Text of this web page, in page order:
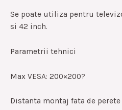
Se poate utiliza pentru
si 42 inch.
Parametrii tehnici
Max VESA: 200×200?
Distanta montaj fata de